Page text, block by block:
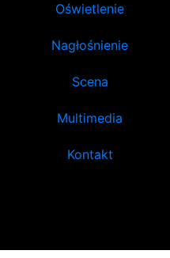
Oświetlenie
Nagłośnienie
Scena
Multimedia
Kontakt